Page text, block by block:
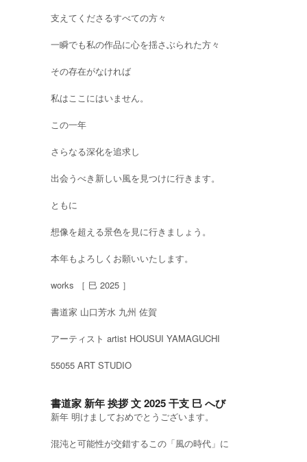
支えてくださるすべての方々
一瞬でも私の作品に心を揺さぶられた方々
その存在がなければ
私はここにはいません。
この一年
さらなる深化を追求し
出会うべき新しい風を見つけに行きます。
ともに
想像を超える景色を見に行きましょう。
本年もよろしくお願いいたします。
works ［ 巳 2025 ］
書道家 山口芳水 九州 佐賀
アーティスト artist HOUSUI YAMAGUCHI
55055 ART STUDIO
書道家 新年 挨拶 文 2025 干支 巳 へび
新年 明けましておめでとうございます。
混沌と可能性が交錯するこの「風の時代」に